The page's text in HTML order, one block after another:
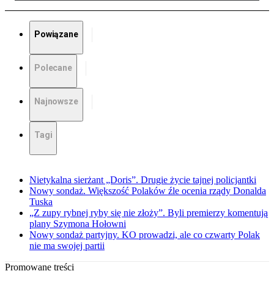
Powiązane
Polecane
Najnowsze
Tagi
Nietykalna sierżant „Doris”. Drugie życie tajnej policjantki
Nowy sondaż. Większość Polaków źle ocenia rządy Donalda
Tuska
„Z zupy rybnej ryby się nie złoży”. Byli premierzy komentują
plany Szymona Hołowni
Nowy sondaż partyjny. KO prowadzi, ale co czwarty Polak
nie ma swojej partii
Promowane treści